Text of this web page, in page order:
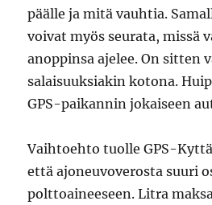
päälle ja mitä vauhtia.
voivat myös seurata, missä
anoppinsa ajelee. On sitten
salaisuuksiakin kotona.
GPS-paikannin jokaiseen
Vaihtoehto tuolle GPS-
että ajoneuvoverosta suuri
polttoaineeseen. Litra